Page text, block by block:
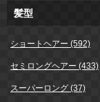
髪型
ショートヘアー (592)
セミロングヘアー (433)
スーパーロング (37)